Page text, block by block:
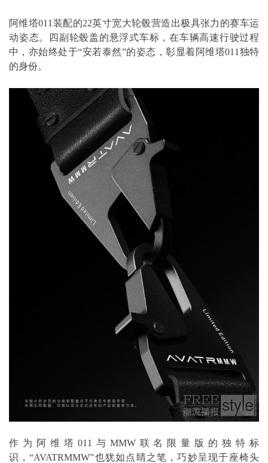
阿维塔011装配的22英寸宽大轮毂营造出极具张力的赛车运
动姿态。四副轮毂盖的悬浮式车标，在车辆高速行驶过程
中，亦始终处于“安若泰然”的姿态，彰显着阿维塔011独特
的身份。
作为阿维塔011与MMW联名限量版的独特标
识，“AVATRMMW”也犹如点睛之笔，巧妙呈现于座椅头